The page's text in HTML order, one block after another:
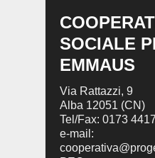
SOCIALE
EMMAUS
Via Rattazzi, 9
Alba 12051 (CN)
Tel/Fax: 0173
e-mail: